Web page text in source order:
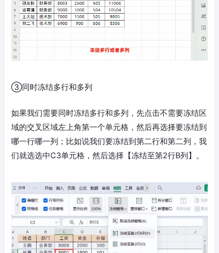
③同时冻结多行和多列
如果我们需要同时冻结多行和多列，先点击不需要冻结区
域的交叉区域左上角第一个单元格，然后再选择要冻结到
哪一行哪一列；比如说我们要冻结到第二行和第二列，我
们就选选中C3单元格，然后选择【冻结至第2行B列】。